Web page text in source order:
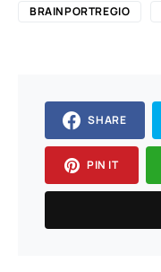
BRAINPORTREGIO
SHARE
PIN IT